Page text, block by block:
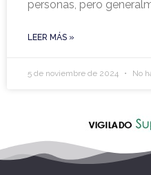
personas, pero
LEER MÁS »
5 de noviembre de 2024 No